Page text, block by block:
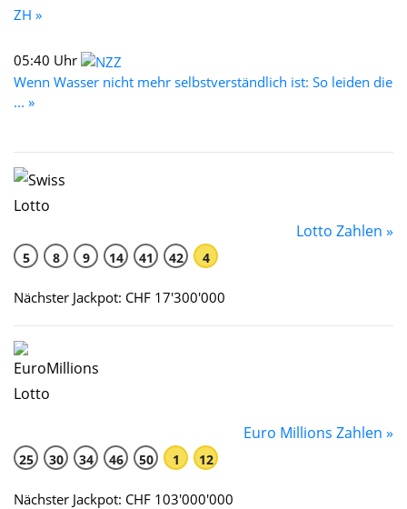
ZH »
05:40 Uhr
Wenn Wasser nicht mehr selbstverständlich ist: So leiden die
... »
Lotto Zahlen »
5 8 9 14 41 42 4
Nächster Jackpot: CHF 17'300'000
Euro Millions Zahlen »
25 30 34 46 50 1 12
Nächster Jackpot: CHF 103'000'000